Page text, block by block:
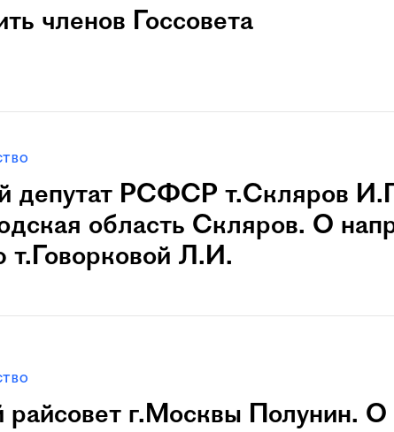
членов Госсовета
депутат РСФСР т.Скляpов
область Скляpов. О
т.Говорковой Л.И.
pайсовет г.Москвы Полунин. О